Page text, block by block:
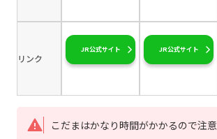
リンク
JR公式サイト JR公式サイト
こだまはかなり時間がかかるので注意